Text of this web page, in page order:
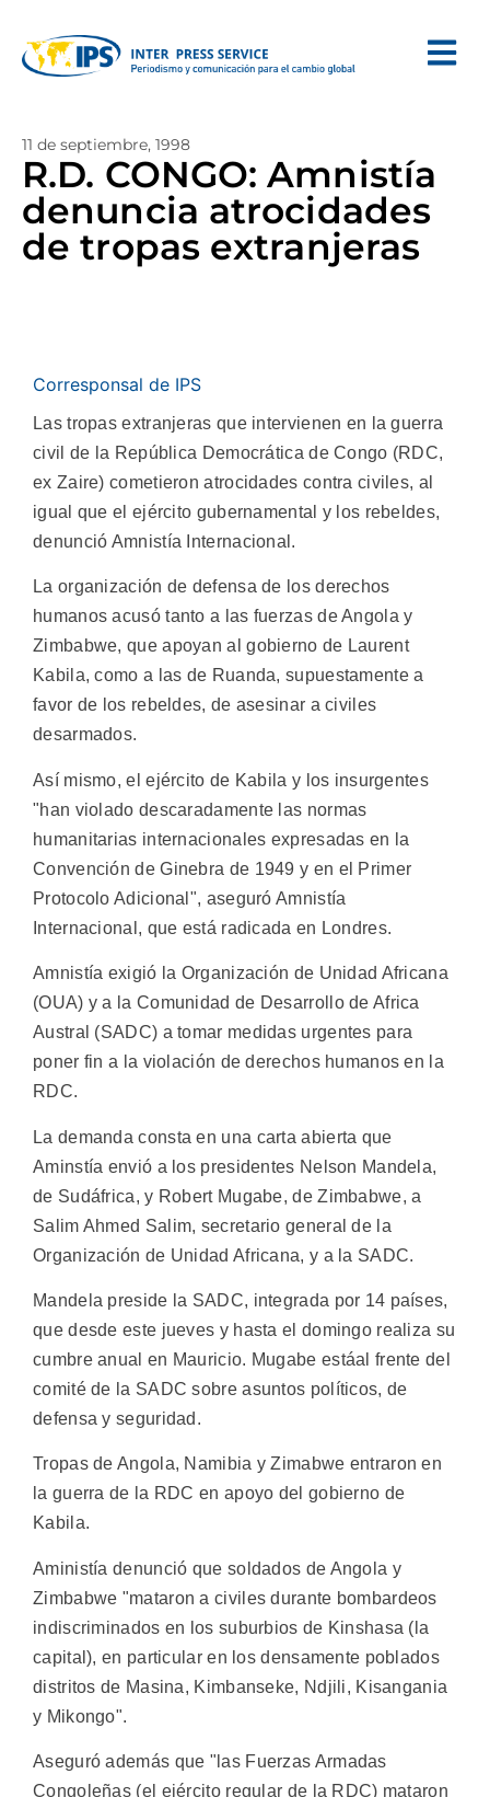
11 de septiembre, 1998
R.D. CONGO: Amnistía
denuncia atrocidades
de tropas extranjeras
Corresponsal de IPS
Las tropas extranjeras que intervienen en la guerra
civil de la República Democrática de Congo (RDC,
ex Zaire) cometieron atrocidades contra civiles, al
igual que el ejército gubernamental y los rebeldes,
denunció Amnistía Internacional.
La organización de defensa de los derechos
humanos acusó tanto a las fuerzas de Angola y
Zimbabwe, que apoyan al gobierno de Laurent
Kabila, como a las de Ruanda, supuestamente a
favor de los rebeldes, de asesinar a civiles
desarmados.
Así mismo, el ejército de Kabila y los insurgentes
"han violado descaradamente las normas
humanitarias internacionales expresadas en la
Convención de Ginebra de 1949 y en el Primer
Protocolo Adicional", aseguró Amnistía
Internacional, que está radicada en Londres.
Amnistía exigió la Organización de Unidad Africana
(OUA) y a la Comunidad de Desarrollo de Africa
Austral (SADC) a tomar medidas urgentes para
poner fin a la violación de derechos humanos en la
RDC.
La demanda consta en una carta abierta que
Aminstía envió a los presidentes Nelson Mandela,
de Sudáfrica, y Robert Mugabe, de Zimbabwe, a
Salim Ahmed Salim, secretario general de la
Organización de Unidad Africana, y a la SADC.
Mandela preside la SADC, integrada por 14 países,
que desde este jueves y hasta el domingo realiza su
cumbre anual en Mauricio. Mugabe estáal frente del
comité de la SADC sobre asuntos políticos, de
defensa y seguridad.
Tropas de Angola, Namibia y Zimabwe entraron en
la guerra de la RDC en apoyo del gobierno de
Kabila.
Aministía denunció que soldados de Angola y
Zimbabwe "mataron a civiles durante bombardeos
indiscriminados en los suburbios de Kinshasa (la
capital), en particular en los densamente poblados
distritos de Masina, Kimbanseke, Ndjili, Kisangania
y Mikongo".
Aseguró además que "las Fuerzas Armadas
Congoleñas (el ejército regular de la RDC) mataron